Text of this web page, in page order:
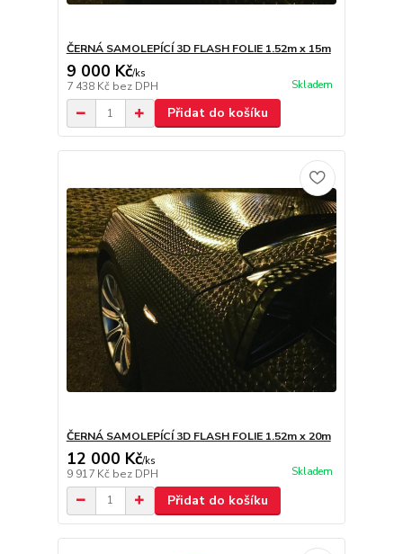
ČERNÁ SAMOLEPÍCÍ 3D FLASH FOLIE 1.52m x 15m
9 000 Kč/ks
7 438 Kč bez DPH Skladem
Přidat do košíku
ČERNÁ SAMOLEPÍCÍ 3D FLASH FOLIE 1.52m x 20m
12 000 Kč/ks
9 917 Kč bez DPH Skladem
Přidat do košíku